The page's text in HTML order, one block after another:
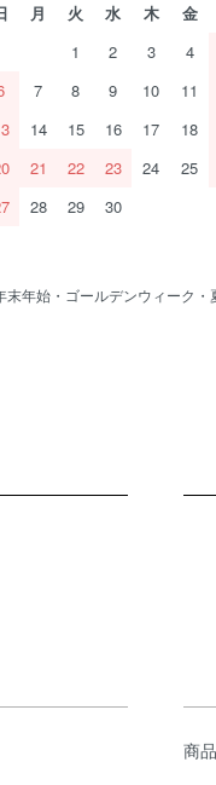
月 火 水 木 金
1
2 3 4
7 8 9 10 11
14 15 16 17 18
21 22 23 24 25
28 29 30
年始・ゴールデンウィーク・
商